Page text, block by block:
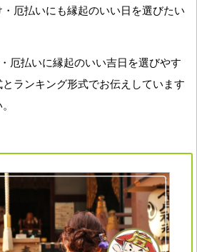
厄払いにも縁起のいい日を選びたい
厄払いに縁起のいい吉日を選びやす
ランキング形式でお伝えしています